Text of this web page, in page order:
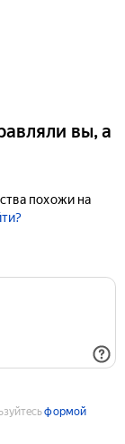
вы, а
похожи на
формой